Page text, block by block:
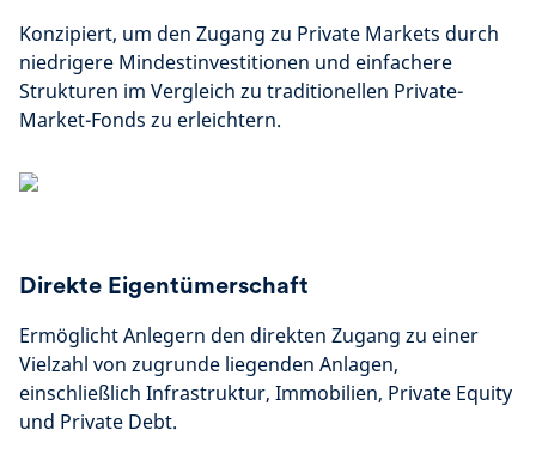
Konzipiert, um den Zugang zu Private Markets durch
niedrigere Mindestinvestitionen und einfachere
Strukturen im Vergleich zu traditionellen Private-
Market-Fonds zu erleichtern.
Direkte Eigentümerschaft
Ermöglicht Anlegern den direkten Zugang zu einer
Vielzahl von zugrunde liegenden Anlagen,
einschließlich Infrastruktur, Immobilien, Private Equity
und Private Debt.